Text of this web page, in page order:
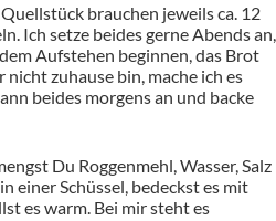
brauchen jeweils ca. 12
Ich setze beides gerne Abends an,
Aufstehen beginnen, das Brot
zuhause bin, mache ich es
beides morgens an und backe
Du Roggenmehl, Wasser, Salz
einer Schüssel, bedeckst es mit
es warm. Bei mir steht es